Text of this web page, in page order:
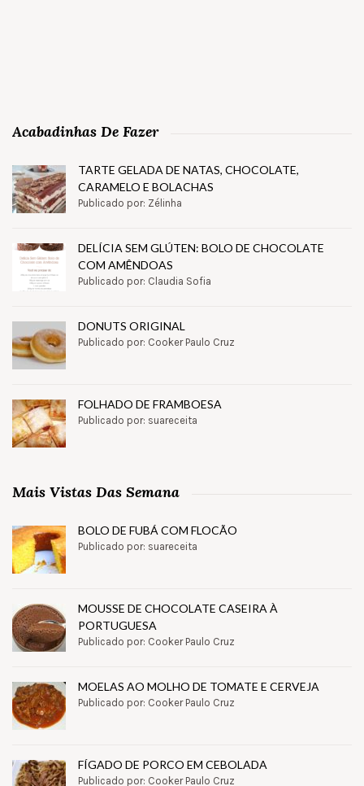
Acabadinhas De Fazer
TARTE GELADA DE NATAS, CHOCOLATE,
CARAMELO E BOLACHAS
Publicado por: Zélinha
DELÍCIA SEM GLÚTEN: BOLO DE CHOCOLATE
COM AMÊNDOAS
Publicado por: Claudia Sofia
DONUTS ORIGINAL
Publicado por: Cooker Paulo Cruz
FOLHADO DE FRAMBOESA
Publicado por: suareceita
Mais Vistas Das Semana
BOLO DE FUBÁ COM FLOCÃO
Publicado por: suareceita
MOUSSE DE CHOCOLATE CASEIRA À
PORTUGUESA
Publicado por: Cooker Paulo Cruz
MOELAS AO MOLHO DE TOMATE E CERVEJA
Publicado por: Cooker Paulo Cruz
FÍGADO DE PORCO EM CEBOLADA
Publicado por: Cooker Paulo Cruz